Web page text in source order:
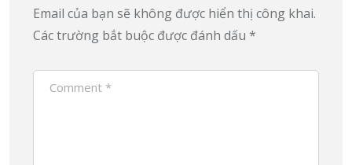
Email của bạn sẽ không được hiển thị công khai.
Các trường bắt buộc được đánh dấu *